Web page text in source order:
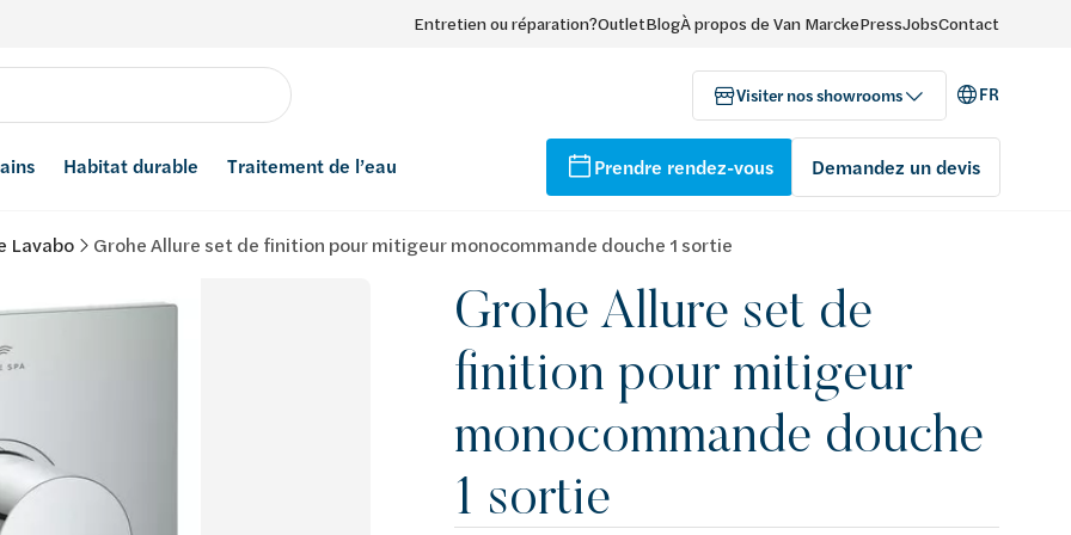
Entretien ou réparation?OutletBlogÀ propos de Van MarckePressJobsContact
Visiter nos showrooms FR
Habitat durable Traitement de l’eau Prendre rendez-vous Demandez un devis
Lavabo Grohe Allure set de finition pour mitigeur monocommande douche 1 sortie
Grohe Allure set de
finition pour mitigeur
monocommande douche
1 sortie